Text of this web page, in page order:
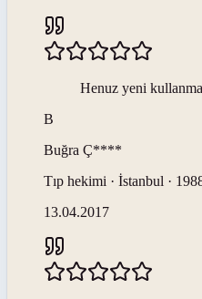
Henuz yeni
B
Buğra Ç****
Tıp hekimi · İstanbul ·
13.04.2017